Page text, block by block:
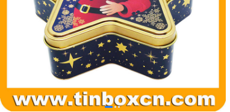
Certificats
Durabilité
Actualités